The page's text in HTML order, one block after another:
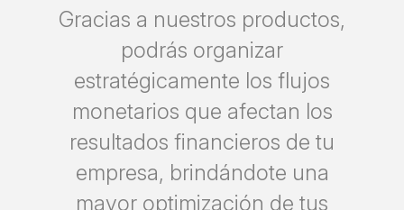
Gracias a nuestros productos,
podrás organizar
estratégicamente los flujos
monetarios que afectan los
resultados financieros de tu
empresa, brindándote una
mayor optimización de tus